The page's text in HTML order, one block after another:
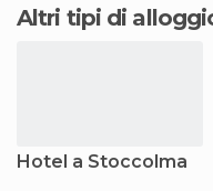
Altri tipi di
Hotel a Stoccolma